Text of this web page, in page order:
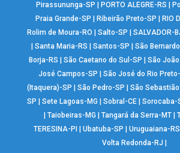
Pirassununga-SP
PORTO ALEGRE-RS
Praia Grande-SP
Ribeirão Preto-SP RIO
Rolim de Moura-RO
Salto-SP SALVADOR-
|Santa Maria-RS |Santos-SP |São
Borja-RS
|São Caetano do Sul-SP |São
José Campos-SP
|São José do Rio
(Itaquera)-SP
|São Pedro-SP |São
SP
|Sete Lagoas-MG |Sobral-CE |Sorocaba-
Taiobeiras-MG Tangará da Serra-MT|
TERESINA-PI
|Ubatuba-SP |Uruguaiana-RS
Volta Redonda-RJ